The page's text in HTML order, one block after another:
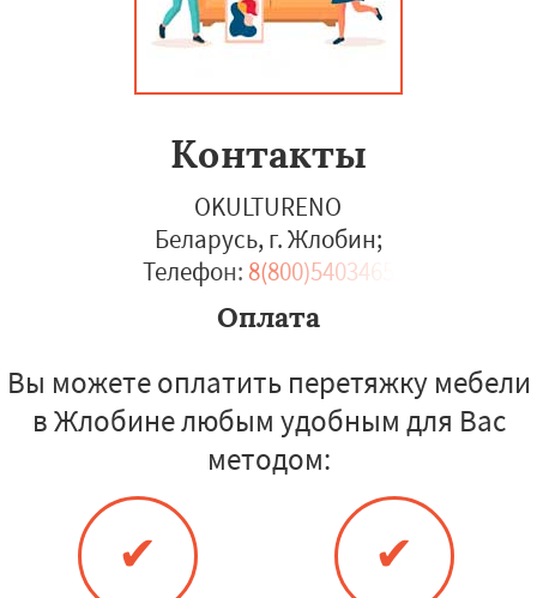
Контакты
OKULTURENO
Беларусь, г. Жлобин;
Телефон: 8(800)5403465
Оплата
Вы можете оплатить перетяжку мебели
в Жлобине любым удобным для Вас
методом:
✔ ✔